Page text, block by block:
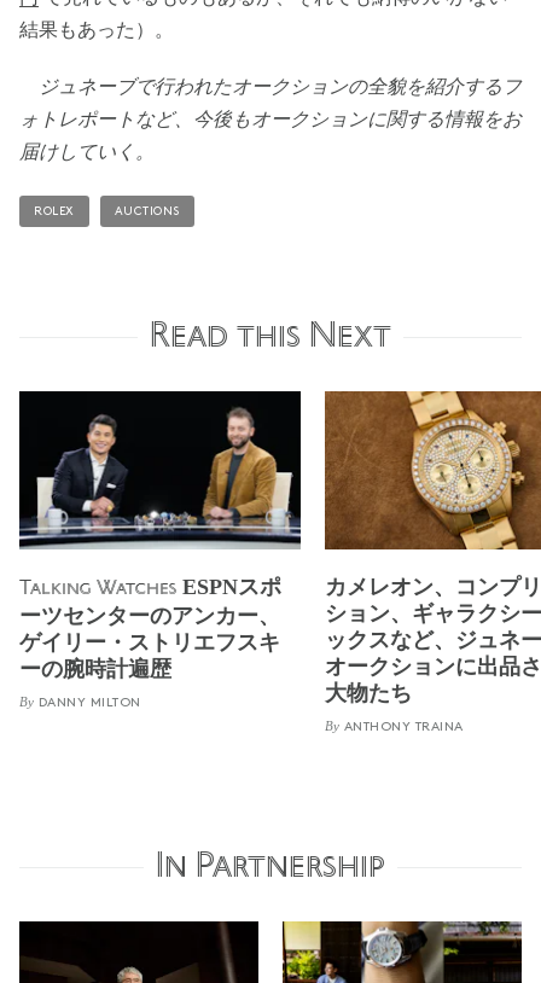
結果もあった）。
ジュネーブで行われたオークションの全貌を紹介するフ
ォトレポートなど、今後もオークションに関する情報をお
届けしていく。
ROLEX AUCTIONS
Read this Next
Talking Watches ESPNスポ
ーツセンターのアンカー、
ゲイリー・ストリエフスキ
ーの腕時計遍歴
By DANNY MILTON
カメレオン、コンプ
ション、ギャラクシ
ックスなど、ジュネ
オークションに出品
大物たち
By ANTHONY TRAINA
In Partnership